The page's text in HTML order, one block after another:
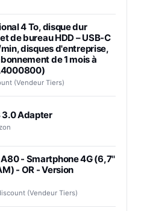
4 To, disque dur
de bureau HDD – USB-C
disques d'entreprise,
de 1 mois à
(Vendeur Tiers)
3.0 Adapter
- Smartphone 4G (6,7''
- OR - Version
(Vendeur Tiers)